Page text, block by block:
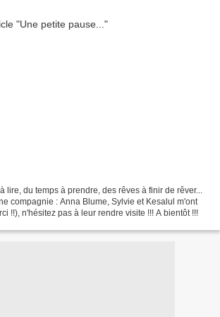
lire, du temps à prendre, des rêves à finir de rêver...
compagnie : Anna Blume, Sylvie et Kesalul m'ont
!!), n'hésitez pas à leur rendre visite !!! A bientôt !!!